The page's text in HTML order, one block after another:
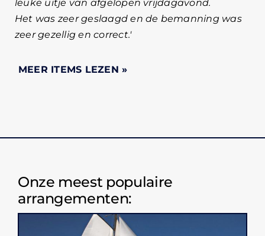
leuke uitje van afgelopen vrijdagavond.
Het was zeer geslaagd en de bemanning was
zeer gezellig en correct.
Onze meest populaire
arrangementen: